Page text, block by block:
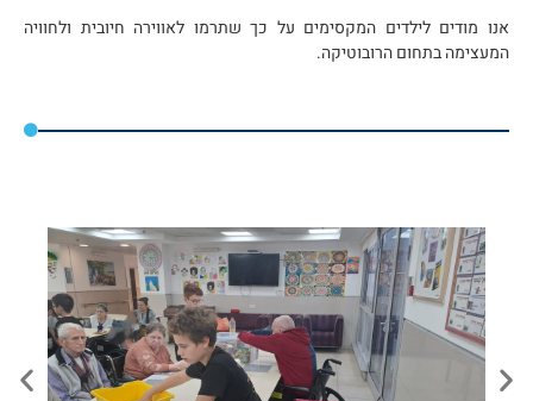
אנו מודים לילדים המקסימים על כך שתרמו לאווירה חיובית ולחוויה
המעצימה בתחום הרובוטיקה.